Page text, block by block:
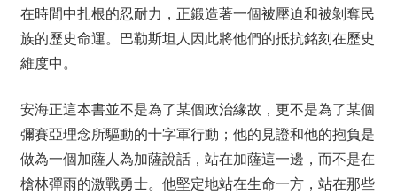
在時間中扎根的忍耐力，正鍛造著一個被壓迫和被剝奪民
族的歷史命運。巴勒斯坦人因此將他們的抵抗銘刻在歷史
維度中。
安海正這本書並不是為了某個政治緣故，更不是為了某個
彌賽亞理念所驅動的十字軍行動；他的見證和他的抱負是
做為一個加薩人為加薩說話，站在加薩這一邊，而不是在
槍林彈雨的激戰勇士。他堅定地站在生命一方，站在那些